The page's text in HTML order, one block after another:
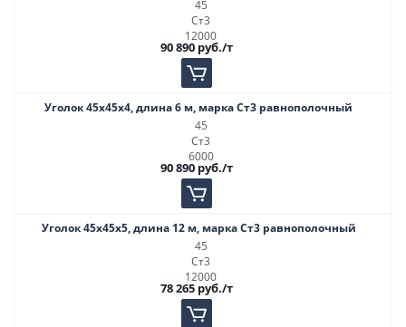
45
Ст3
12000
90 890руб./т
Уголок 45х45х4, длина 6 м, марка Ст3 равнополочный
45
Ст3
6000
90 890руб./т
Уголок 45х45х5, длина 12 м, марка Ст3 равнополочный
45
Ст3
12000
78 265руб./т